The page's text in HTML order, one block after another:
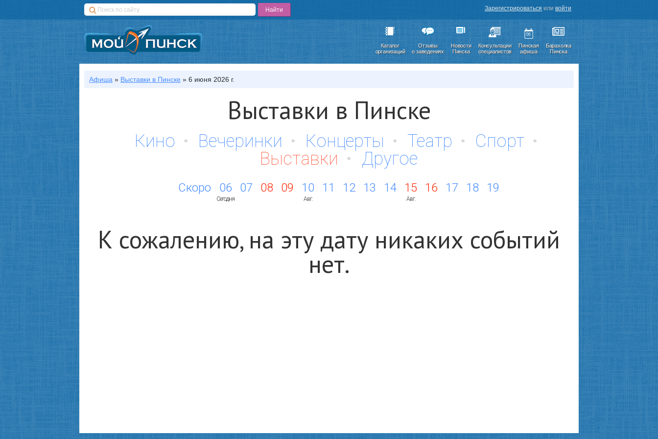
Зарегистрироваться или войти
Каталог
организаций
Отзывы
о заведениях
Новости
Пинска
Консультации
специалистов
06
Пинская
афиша
Барахолка
Пинска
Афиша » Выставки в Пинске » 6 июня 2026 г.
Выставки в Пинске
Кино Вечеринки Концерты Театр
Спорт
Выставки
Другое
Скоро 06
Сегодня
07 08 09 10
Авг.
11 12 13 14 15
Авг.
16 17 18 19
К сожалению, на эту дату никаких событий
нет.